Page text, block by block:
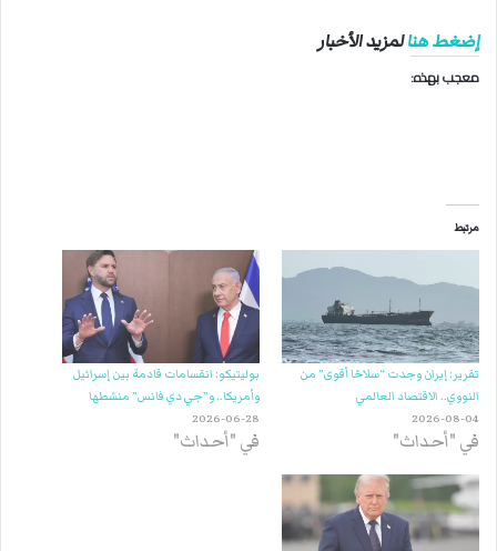
إضغط هنالمزيد الأخبار
معجب بهذه:
مرتبط
تقرير: إيران وجدت “سلاحًا أقوى” من
النووي.. الاقتصاد العالمي
2026-08-04
في "أحداث"
بوليتيكو: انقسامات قادمة بين إسرائيل
وأمريكا.. و”جي دي فانس” منشطها
2026-06-28
في "أحداث"